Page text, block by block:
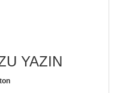
YAZIN